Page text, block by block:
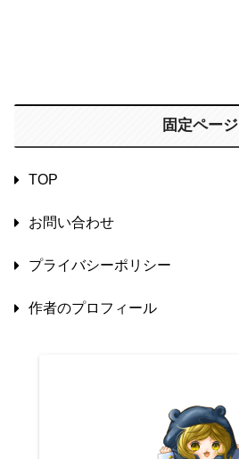
固定ページ
TOP
お問い合わせ
プライバシーポリシー
作者のプロフィール